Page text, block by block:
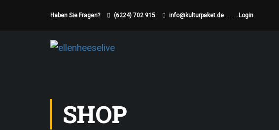
Haben Sie Fragen? (6224) 702 915 info@kulturpaket.de . . . . .Login
SHOP